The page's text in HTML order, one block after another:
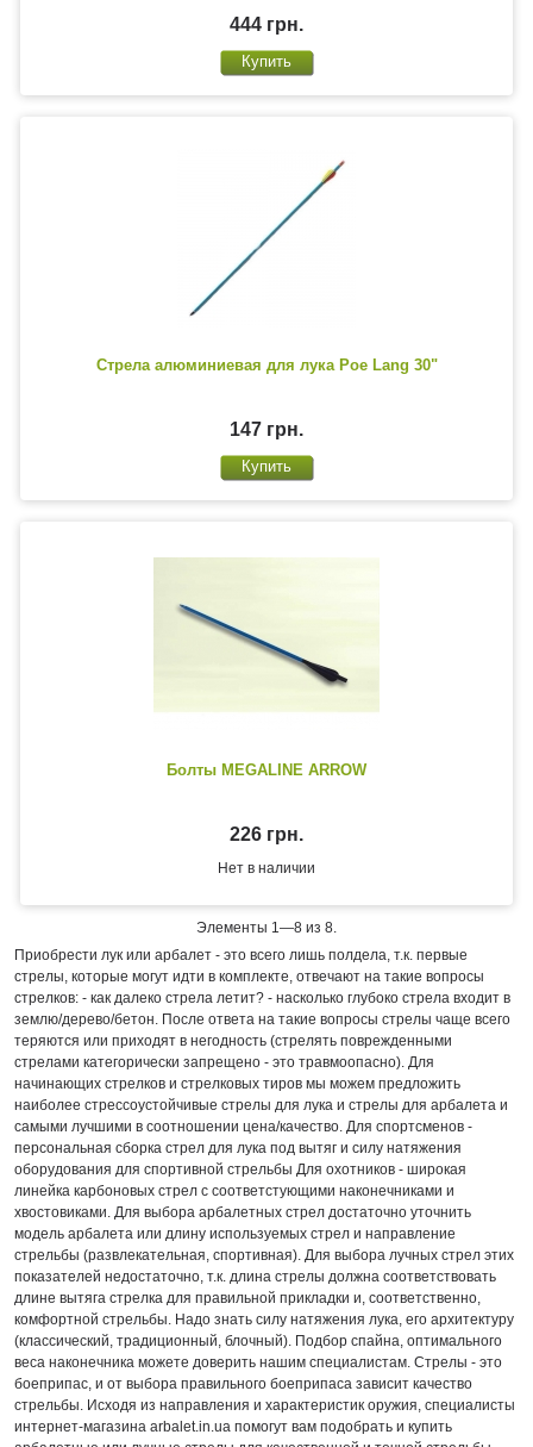
444 грн.
Стрела алюминиевая для лука Poe Lang 30"
147 грн.
Болты MEGALINE ARROW
226 грн.
Нет в наличии
Элементы 1—8 из 8.
Приобрести лук или арбалет - это всего лишь полдела, т.к. первые
стрелы, которые могут идти в комплекте, отвечают на такие вопросы
стрелков: - как далеко стрела летит? - насколько глубоко стрела входит в
землю/дерево/бетон. После ответа на такие вопросы стрелы чаще всего
теряются или приходят в негодность (стрелять поврежденными
стрелами категорически запрещено - это травмоопасно). Для
начинающих стрелков и стрелковых тиров мы можем предложить
наиболее стрессоустойчивые стрелы для лука и стрелы для арбалета и
самыми лучшими в соотношении цена/качество. Для спортсменов -
персональная сборка стрел для лука под вытяг и силу натяжения
оборудования для спортивной стрельбы Для охотников - широкая
линейка карбоновых стрел с соответстующими наконечниками и
хвостовиками. Для выбора арбалетных стрел достаточно уточнить
модель арбалета или длину используемых стрел и направление
стрельбы (развлекательная, спортивная). Для выбора лучных стрел этих
показателей недостаточно, т.к. длина стрелы должна соответствовать
длине вытяга стрелка для правильной прикладки и, соответственно,
комфортной стрельбы. Надо знать силу натяжения лука, его архитектуру
(классический, традиционный, блочный). Подбор спайна, оптимального
веса наконечника можете доверить нашим специалистам. Стрелы - это
боеприпас, и от выбора правильного боеприпаса зависит качество
стрельбы. Исходя из направления и характеристик оружия, специалисты
интернет-магазина arbalet.in.ua помогут вам подобрать и купить